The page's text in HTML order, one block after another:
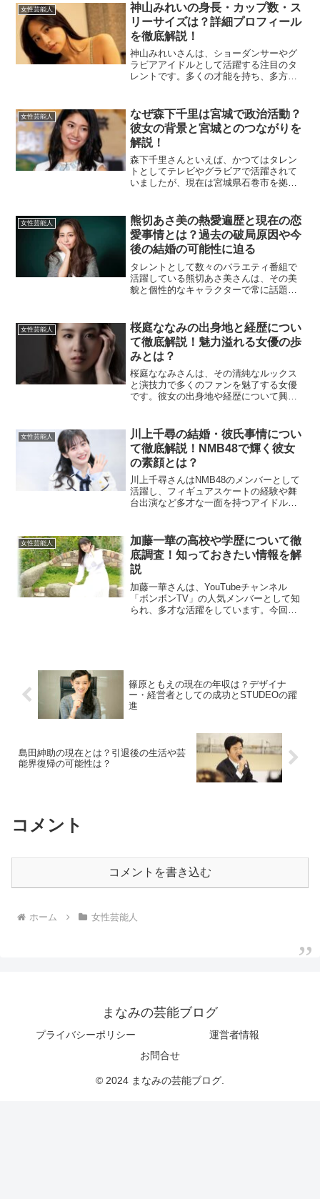
女性芸能人
神山みれいの身長・カップ数・ス
リーサイズは？詳細プロフィール
を徹底解説！
神山みれいさんは、ショーダンサーやグ
ラビアアイドルとして活躍する注目のタ
レントです。多くの才能を持ち、多方面
す。ショーダンスからグラビア、タレン
ト活動に至るまで、神山みれ...
女性芸能人
なぜ森下千里は宮城で政治活動？
彼女の背景と宮城とのつながりを
解説！
森下千里さんといえば、かつてはタレン
トとしてテレビやグラビアで活躍されて
いましたが、現在は宮城県石巻市を拠点
を詳しく探っていきます。なぜ森下千里
は宮城で政治活動をしてい...
女性芸能人
熊切あさ美の熱愛遍歴と現在の恋
愛事情とは？過去の破局原因や今
後の結婚の可能性に迫る
タレントとして数々のバラエティ番組で
活躍している熊切あさ美さんは、その美
貌と個性的なキャラクターで常に話題と
記事では、熊切さんの過去の恋愛遍歴や
現在の恋愛事情、そして将...
女性芸能人
桜庭ななみの出身地と経歴につい
て徹底解説！魅力溢れる女優の歩
みとは？
桜庭ななみさんは、その清純なルックス
と演技力で多くのファンを魅了する女優
です。彼女の出身地や経歴について興味
の経歴に焦点を当てて、詳しく紹介して
いきます。桜庭ななみの出身...
女性芸能人
川上千尋の結婚・彼氏事情につい
て徹底解説！NMB48で輝く彼女
の素顔とは？
川上千尋さんはNMB48のメンバーとして
活躍し、フィギュアスケートの経験や舞
台出演など多才な一面を持つアイドルで
ついて深掘りしていきます。川上千尋に
彼氏はいるの？川上千尋...
女性芸能人
加藤一華の高校や学歴について徹
底調査！知っておきたい情報を解
説
加藤一華さんは、YouTubeチャンネル
「ボンボンTV」の人気メンバーとして知
られ、多才な活躍をしています。今回
篠原ともえの現在の年収は？デザイナ
ー・経営者としての成功とSTUDEOの躍
進
島田紳助の現在とは？引退後の生活や芸
能界復帰の可能性は？
コメント
コメントを書き込む
ホーム 女性芸能人
まなみの芸能ブログ
プライバシーポリシー
運営者情報
お問合せ
© 2024 まなみの芸能ブログ.